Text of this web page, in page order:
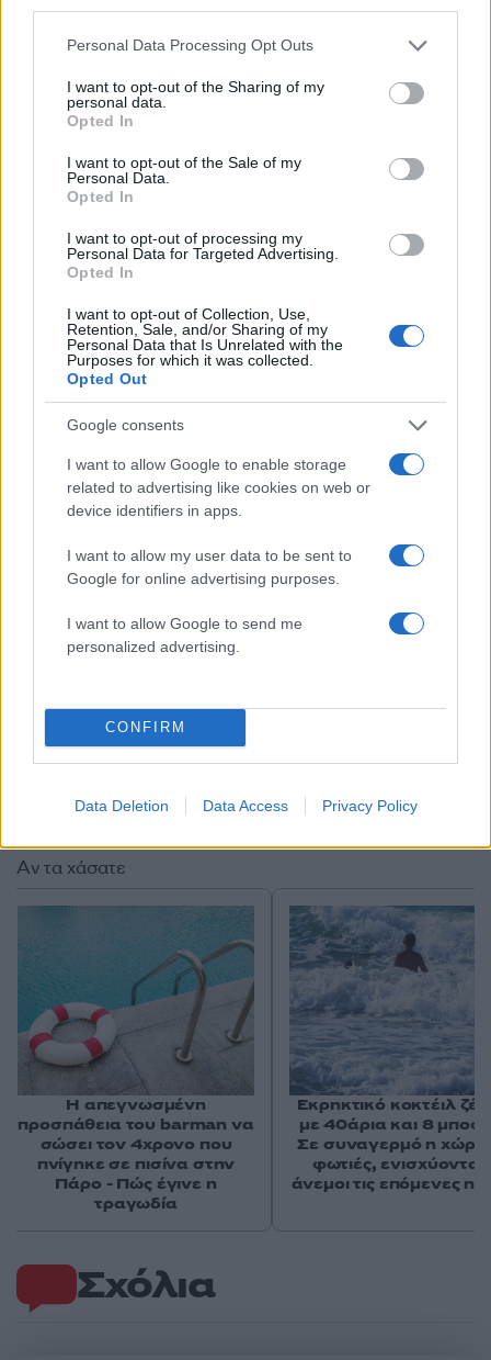
Please note that this website/app uses one or more Google
not limited to your visit or usage behaviour. You may click to
grant or deny consent to Google and its third-party tags to
use your data for below specified purposes in below Google
consent section.
Personal Data Processing Opt Outs
I want to opt-out of the Sharing of my
personal data.
Opted In
I want to opt-out of the Sale of my
Personal Data.
Opted In
I want to opt-out of processing my
Personal Data for Targeted Advertising.
Opted In
I want to opt-out of Collection, Use,
Retention, Sale, and/or Sharing of my
Personal Data that Is Unrelated with the
Purposes for which it was collected.
Opted Out
Google consents
I want to allow Google to enable storage
related to advertising like cookies on web or
device identifiers in apps.
I want to allow my user data to be sent to
Google for online advertising purposes.
I want to allow Google to send me
personalized advertising.
CONFIRM
Data Deletion Data Access Privacy Policy
Τέλος οιθάνατοι κινούνται σταθερά σε υψηλά
μετάλλαξη Δέλτα. Ο επταήμερος κινούμενος
μέσος όρος διαμορφώνεται στους 87 θανάτους,
σημειώνονταςαύξηση 22% . Την
τελευταία
εβδομάδα 590 ασθενείς έχασαν τη ζωή τους
Το 18% των ασθενών που καταλήγουν ανήκουν
στην ηλικιακή ομάδα των 40-64 ετών και το 81%
έχουν ηλικία άνω των 65 ετών. Σημειώνεται ότι
περισσότεροι από 300.000 πολίτες άνω των 60
ετών παραμένουν ανεμβολίαστοι.
Ρεπορτάζ: Γιάννα Σουλάκη / Πηγή:
iatropedia.gr
Σχόλια
Αν τα χάσατε
Η απεγνωσμένη
προσπάθεια του barman να
σώσει τον 4χρονο που
πνίγηκε σε πισίνα στην
Πάρο - Πώς έγινε η
τραγωδία
Εκρηκτικό κοκτέιλ
με 40άρια και 8
Σε συναγερμό η χώρα
φωτιές, ενισχύονται
άνεμοι τις επόμενες